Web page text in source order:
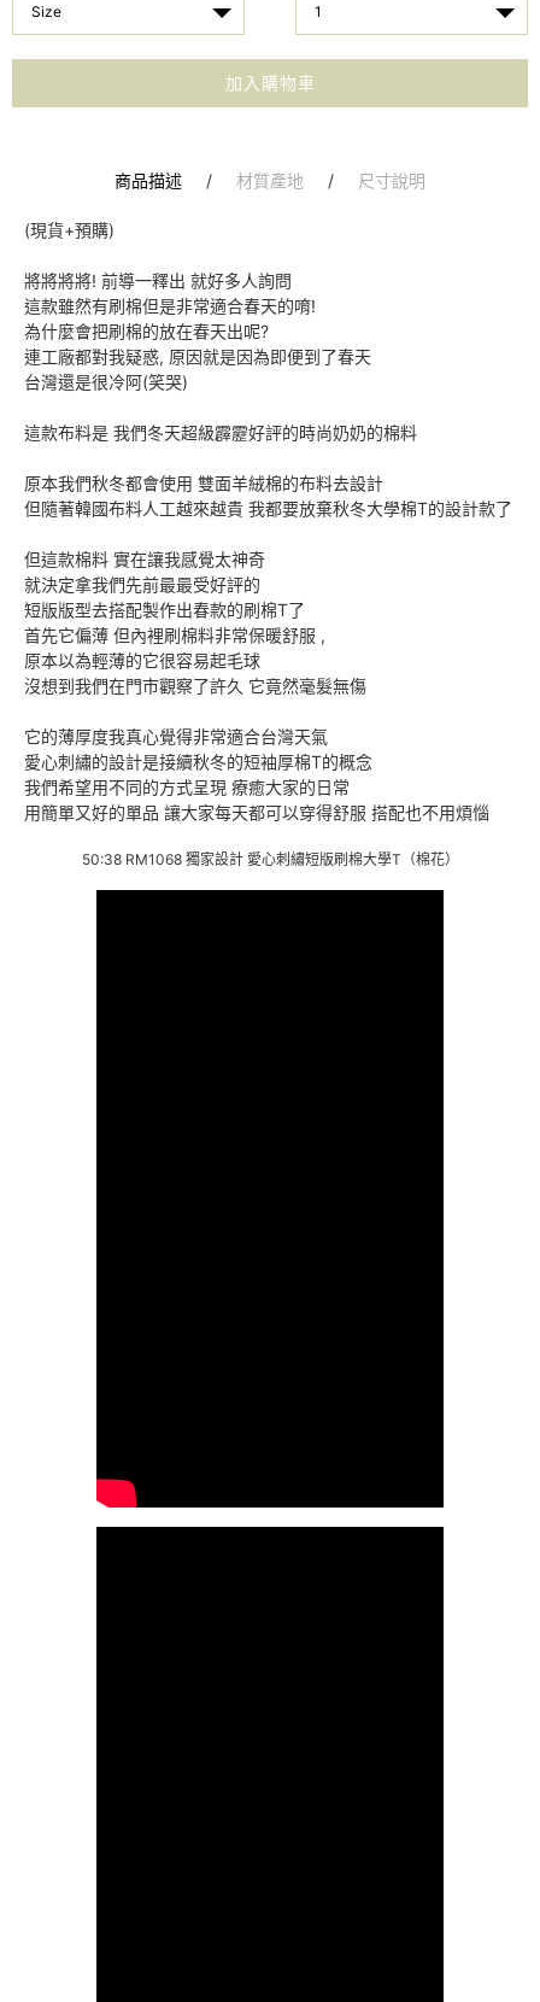
Size 1
加入購物車
商品描述 / 材質產地 / 尺寸說明
(現貨+預購)
將將將將! 前導一釋出 就好多人詢問
這款雖然有刷棉但是非常適合春天的唷!
為什麼會把刷棉的放在春天出呢?
連工廠都對我疑惑, 原因就是因為即便到了春天
台灣還是很冷阿(笑哭)
這款布料是 我們冬天超級霹靂好評的時尚奶奶的棉料
原本我們秋冬都會使用 雙面羊絨棉的布料去設計
但隨著韓國布料人工越來越貴 我都要放棄秋冬大學棉T的設計款了
但這款棉料 實在讓我感覺太神奇
就決定拿我們先前最最受好評的
短版版型去搭配製作出春款的刷棉T了
首先它偏薄 但內裡刷棉料非常保暖舒服 ,
原本以為輕薄的它很容易起毛球
沒想到我們在門市觀察了許久 它竟然毫髮無傷
它的薄厚度我真心覺得非常適合台灣天氣
愛心刺繡的設計是接續秋冬的短袖厚棉T的概念
我們希望用不同的方式呈現 療癒大家的日常
用簡單又好的單品 讓大家每天都可以穿得舒服 搭配也不用煩惱
50:38 RM1068 獨家設計 愛心刺繡短版刷棉大學T（棉花）